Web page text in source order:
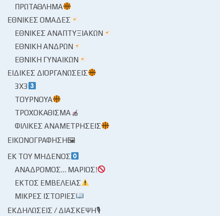
ΠΡΩΤΆΘΛΗΜΑ
ΕΘΝΙΚΈΣ ΟΜΆΔΕΣ
ΕΘΝΙΚΈΣ ΑΝΑΠΤΥΞΙΑΚΏΝ
ΕΘΝΙΚΉ ΑΝΔΡΏΝ
ΕΘΝΙΚΉ ΓΥΝΑΙΚΏΝ
ΕΙΔΙΚΈΣ ΔΙΟΡΓΑΝΏΣΕΙΣ
3X3
ΤΟΥΡΝΟΥΆ
ΤΡΟΧΟΚΆΘΙΣΜΑ
ΦΙΛΙΚΈΣ ΑΝΑΜΕΤΡΉΣΕΙΣ
ΕΙΚΟΝΟΓΡΆΦΗΣΗ🖼
ΕΚ ΤΟΥ ΜΗΔΕΝΌΣ
ΑΝΆΔΡΟΜΟΣ… ΜΆΡΙΟΣ!
ΕΚΤΌΣ ΕΜΒΈΛΕΙΑΣ
ΜΙΚΡΈΣ ΙΣΤΟΡΊΕΣ
ΕΚΔΗΛΏΣΕΙΣ / ΔΙΆΣΚΕΨΗ🎙